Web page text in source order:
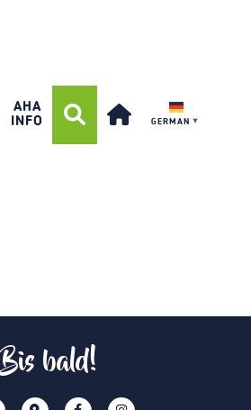
AHA
INFO
GERMAN ▼
Bis bald!